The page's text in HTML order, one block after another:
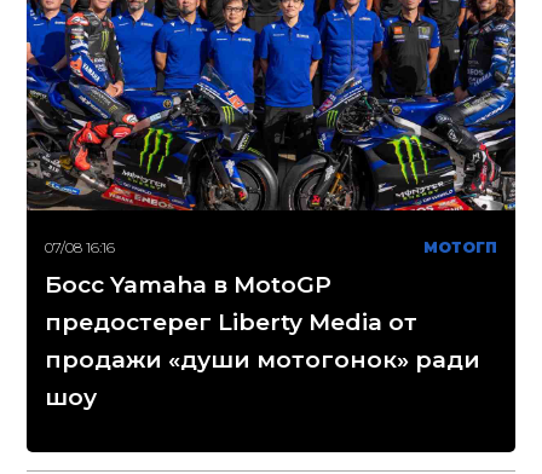
07/08 16:16 МОТОГП
Босс Yamaha в MotoGP
предостерег Liberty Media от
продажи «души мотогонок» ради
шоу